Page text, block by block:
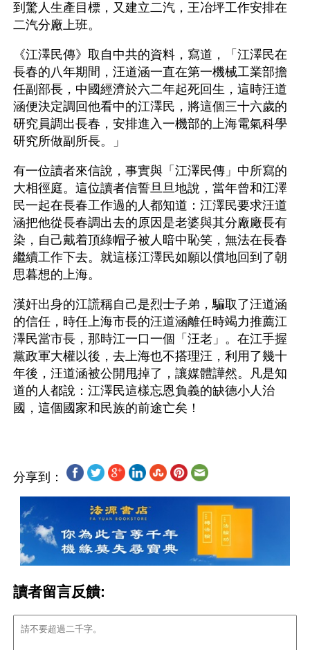
到驚人生產目標，又建立二汽，王冶坪工作安排在
二汽分廠上班。
《江澤民傳》取自中共的資料，寫道，「江澤民在
長春的八年期間，汪道涵一直在第一機械工業部擔
任副部長，中國經濟於六二年起死回生，這時汪道
涵便決定調回他看中的江澤民，將這個三十六歲的
研究員調出長春，安排進入一機部的上海電氣科學
研究所做副所長。」
有一位讀者來信說，事實與「江澤民傳」中所寫的
大相徑庭。這位讀者信誓旦旦地說，當年曾和江澤
民一起在長春工作過的人都知道：江澤民要求汪道
涵把他從長春調出去的原因是老婆與其分廠廠長有
染，自己戴着頂綠帽子被人暗中恥笑，無法在長春
繼續工作下去。就這樣江澤民如願以償地回到了朝
思暮想的上海。
漢奸出身的江謊稱自己是烈士子弟，騙取了汪道涵
的信任，時任上海市長的汪道涵離任時竭力推薦江
澤民當市長，那時江一口一個「汪老」。在江手握
黨政軍大權以後，去上海也不搭理汪，利用了幾十
年後，汪道涵被公開甩掉了，讓媒體譁然。凡是知
道的人都說：江澤民這樣忘恩負義的缺德小人治
分享到：
讀者留言反饋: